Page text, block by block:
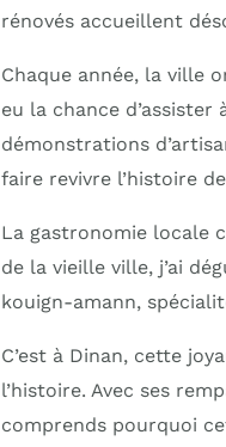
rénovés accueillent
Chaque année, la ville
eu la chance d’assister
démonstrations
faire revivre l’histoire
La gastronomie locale
de la vieille ville, j’ai
kouign-amann,
C’est à Dinan, cette
l’histoire. Avec ses
comprends pourquoi